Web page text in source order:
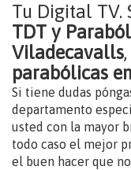
Tu Digital TV.
TDT y
Viladecavalls,
parabólicas
Si tiene dudas
departamento
usted con la mayor
todo caso el mejor
el buen hacer que